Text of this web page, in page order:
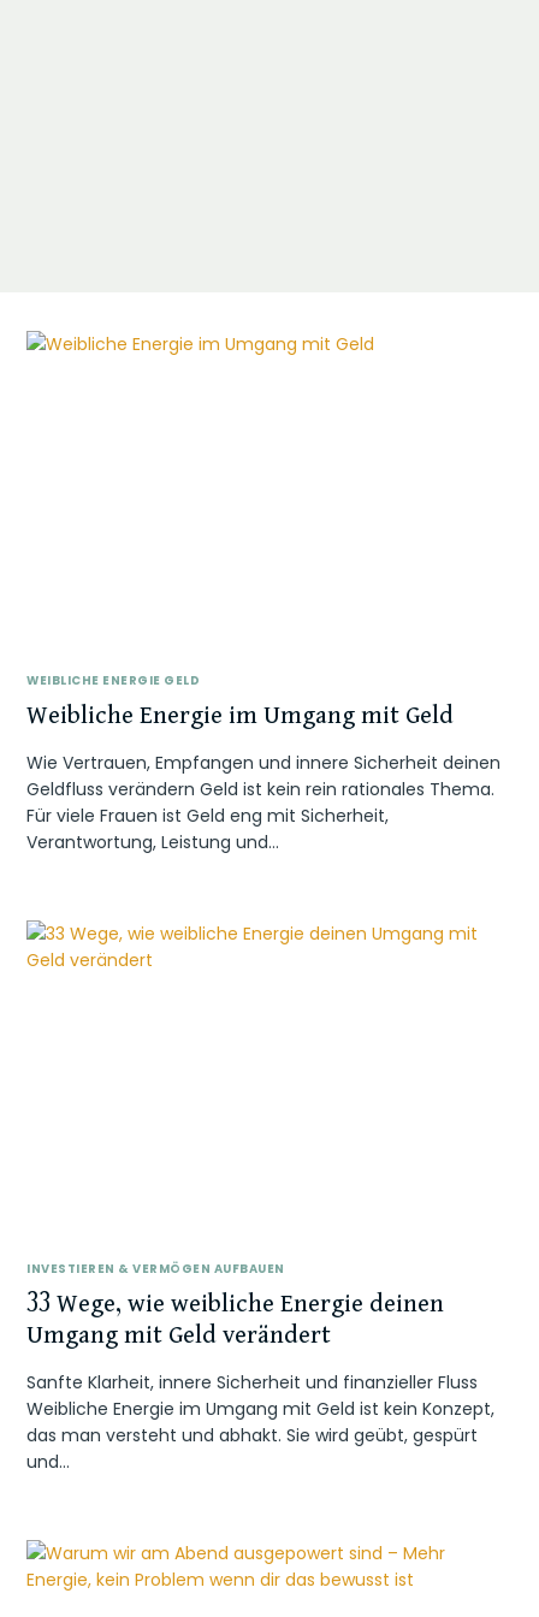
WEIBLICHE ENERGIE GELD
Weibliche Energie im Umgang mit Geld
Wie Vertrauen, Empfangen und innere Sicherheit deinen
Geldfluss verändern Geld ist kein rein rationales Thema.
Für viele Frauen ist Geld eng mit Sicherheit,
Verantwortung, Leistung und…
INVESTIEREN & VERMÖGEN AUFBAUEN
33 Wege, wie weibliche Energie deinen
Umgang mit Geld verändert
Sanfte Klarheit, innere Sicherheit und finanzieller Fluss
Weibliche Energie im Umgang mit Geld ist kein Konzept,
das man versteht und abhakt. Sie wird geübt, gespürt
und…